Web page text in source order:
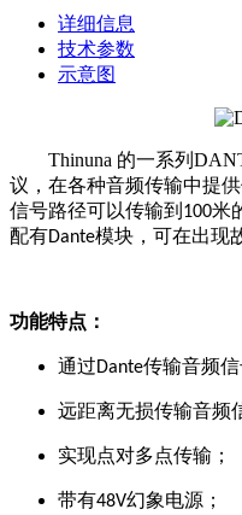
详细信息
技术参数
示意图
Thinuna 的一系列
议，在各种音频传输中提
信号路径可以传输到 100米
配有Dante模块，可在出现
功能特点：
通过Dante传输音频信
远距离无损传输音频
实现点对多点传输；
带有48V幻象电源；